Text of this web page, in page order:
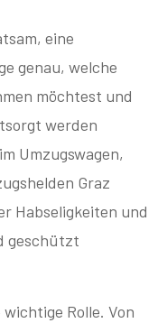
eine
genau, welche
möchtest und
werden
Umzugswagen,
Graz
Habseligkeiten und
geschützt
Rolle. Von